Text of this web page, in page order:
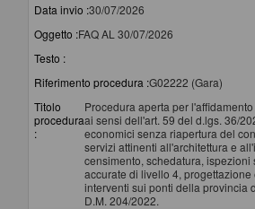
Data invio :30/07/2026
Oggetto :FAQ AL 30/07/2026
Testo :
Riferimento procedura :G02222 (Gara)
Titolo
procedura
:
Procedura aperta per
ai sensi dell'art. 59 del d.lgs. 36/
economici senza riapertura del
servizi attinenti all'architettura e
censimento, schedatura, ispezioni
accurate di livello 4, progettazione
interventi sui ponti della provincia
D.M. 204/2022.